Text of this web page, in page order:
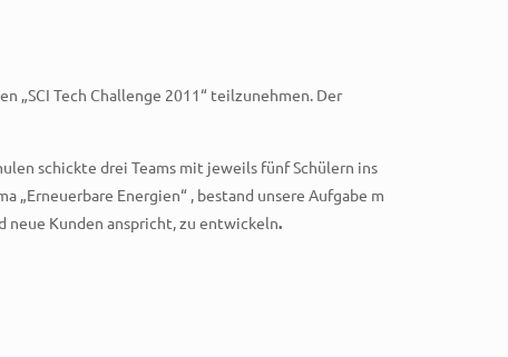
„SCI Tech Challenge 2011“ teilzunehmen. Der
schickte drei Teams mit jeweils fünf Schülern ins
„Erneuerbare Energien“ , bestand unsere Aufgabe m
neue Kunden anspricht, zu entwickeln.